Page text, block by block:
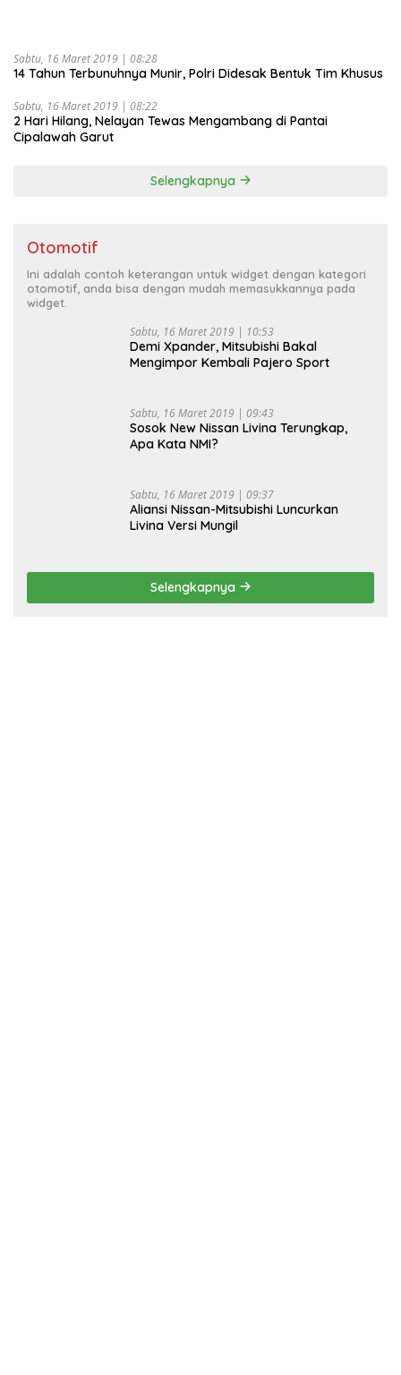
Sabtu, 16 Maret 2019 | 08:28
14 Tahun Terbunuhnya Munir, Polri Didesak Bentuk Tim Khusus
Sabtu, 16 Maret 2019 | 08:22
2 Hari Hilang, Nelayan Tewas Mengambang di Pantai
Cipalawah Garut
Selengkapnya
Otomotif
Ini adalah contoh keterangan untuk widget dengan kategori
otomotif, anda bisa dengan mudah memasukkannya pada
widget.
Sabtu, 16 Maret 2019 | 10:53
Demi Xpander, Mitsubishi Bakal
Mengimpor Kembali Pajero Sport
Sabtu, 16 Maret 2019 | 09:43
Sosok New Nissan Livina Terungkap,
Apa Kata NMI?
Sabtu, 16 Maret 2019 | 09:37
Aliansi Nissan-Mitsubishi Luncurkan
Livina Versi Mungil
Selengkapnya